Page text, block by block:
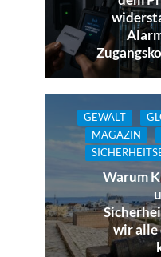
GEWALT
MAGAZIN
Warum
wir alle